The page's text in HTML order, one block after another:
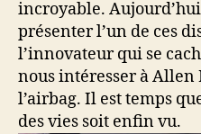
incroyable.
présenter l’un de ces
l’innovateur qui se
nous intéresser à Allen
l’airbag. Il est temps
des vies soit enfin vu.